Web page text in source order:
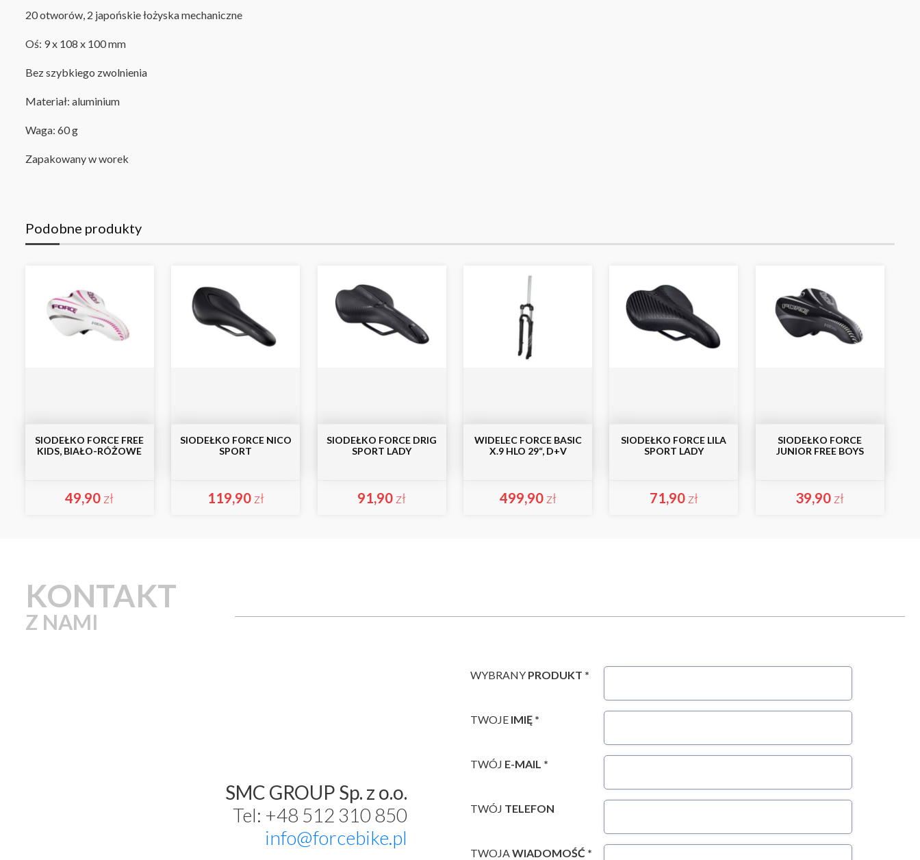
20 otworów, 2 japońskie łożyska mechaniczne
Oś: 9 x 108 x 100 mm
Bez szybkiego zwolnienia
Materiał: aluminium
Waga: 60 g
Zapakowany w worek
Podobne produkty
SIODEŁKO FORCE FREE
KIDS, BIAŁO-RÓŻOWE
49,90 zł
SIODEŁKO FORCE NICO
SPORT
119,90 zł
SIODEŁKO FORCE DRIG
SPORT LADY
91,90 zł
WIDELEC FORCE BASIC
X.9 HLO 29“, D+V
499,90 zł
SIODEŁKO FORCE LILA
SPORT LADY
71,90 zł
SIODEŁKO FORCE
JUNIOR FREE BOYS
39,90 zł
KONTAKT
Z NAMI
SMC GROUP Sp. z o.o.
Tel: +48 512 310 850
info@forcebike.pl
WYBRANY PRODUKT *
TWOJE IMIĘ *
TWÓJ E-MAIL *
TWÓJ TELEFON
TWOJAWIADOMOŚĆ *